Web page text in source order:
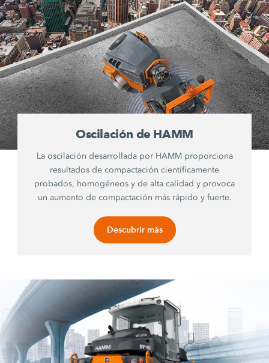
Oscilación de HAMM
La oscilación desarrollada por HAMM proporciona
resultados de compactación científicamente
probados, homogéneos y de alta calidad y provoca
un aumento de compactación más rápido y fuerte.
Descubrir más